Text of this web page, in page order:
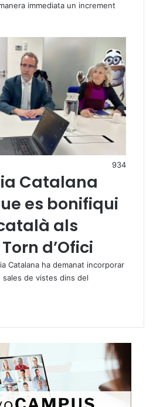
immediata un increment
934
Catalana
es bonifiqui
als
d’Ofici
Catalana ha demanat incorporar
sales de vistes dins del